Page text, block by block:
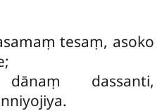
tesaṃ, asoko
dassanti,